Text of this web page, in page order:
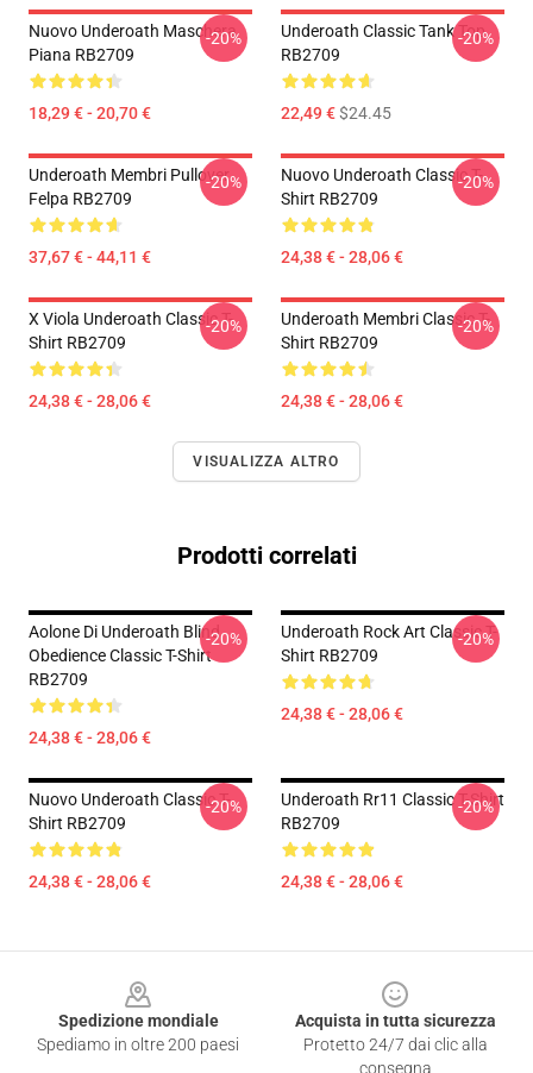
Nuovo Underoath Maschera
Piana RB2709
18,29 € - 20,70 €
-20%
Underoath Classic Tank Top
RB2709
22,49 €$24.45
-20%
Underoath Membri Pullover
Felpa RB2709
37,67 € - 44,11 €
-20%
Nuovo Underoath Classic T-
Shirt RB2709
24,38 € - 28,06 €
-20%
X Viola Underoath Classic T-
Shirt RB2709
24,38 € - 28,06 €
-20%
Underoath Membri Classic T-
Shirt RB2709
24,38 € - 28,06 €
-20%
VISUALIZZA ALTRO
Prodotti correlati
Aolone Di Underoath Blind
Obedience Classic T-Shirt
RB2709
24,38 € - 28,06 €
-20%
Underoath Rock Art Classic T-
Shirt RB2709
24,38 € - 28,06 €
-20%
Nuovo Underoath Classic T-
Shirt RB2709
24,38 € - 28,06 €
-20%
Underoath Rr11 Classic T-Shirt
RB2709
24,38 € - 28,06 €
-20%
Spedizione mondiale
Spediamo in oltre 200 paesi
Acquista in tutta sicurezza
Protetto 24/7 dai clic alla
consegna